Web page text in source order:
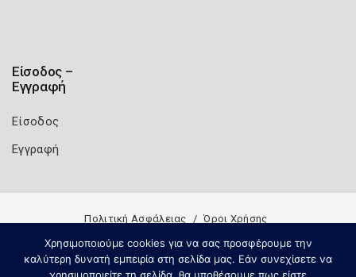
Είσοδος –
Εγγραφή
Είσοδος
Εγγραφή
Πολιτική Ασφάλειας Όροι Χρήσης
Χρησιμοποιούμε cookies για να σας προσφέρουμε την
καλύτερη δυνατή εμπειρία στη σελίδα μας. Εάν συνεχίσετε να
Copyright 2026 Knowledge A.E.